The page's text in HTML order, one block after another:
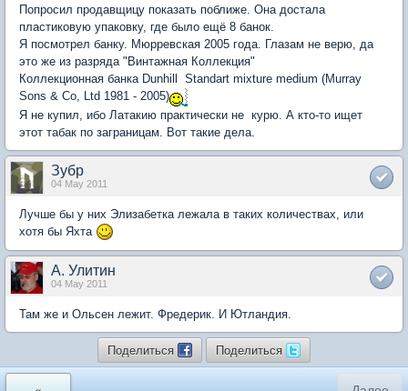
Попросил продавщицу показать поближе. Она достала
пластиковую упаковку, где было ещё 8 банок.
Я посмотрел банку. Мюрревская 2005 года. Глазам не верю, да
это же из разряда "Винтажная Коллекция"
Коллекционная банка Dunhill Standart mixture medium (Murray
Sons & Co, Ltd 1981 - 2005)
Я не купил, ибо Латакию практически не курю. А кто-то ищет
этот табак по заграницам. Вот такие дела.
Зубр
04 May 2011
Лучше бы у них Элизабетка лежала в таких количествах, или
хотя бы Яхта
А. Улитин
04 May 2011
Там же и Ольсен лежит. Фредерик. И Ютландия.
Поделиться Поделиться